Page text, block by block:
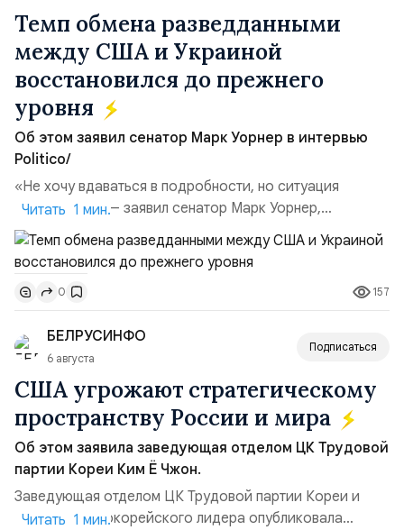
Темп обмена разведданными
между США и Украиной
восстановился до прежнего
уровня
Об этом заявил сенатор Марк Уорнер в интервью
Politico/
«Не хочу вдаваться в подробности, но ситуация
улучшилась», — заявил сенатор Марк Уорнер,
высокопоставленный член комитета по разведке,
добавив, что использование Украиной беспилотников и
ракет большой дальности позволило ей наносить
удары вглубь российской территории и укрепило её
позиции.Сотрудничество со стороны США стало
ключом к позитивному пов...
Читать 1 мин.
0 157
БЕЛРУСИНФО
6 августа
Подписаться
США угрожают стратегическому
пространству России и мира
Об этом заявила заведующая отделом ЦК Трудовой
партии Кореи Ким Ё Чжон.
Заведующая отделом ЦК Трудовой партии Кореи и
сестра северокорейского лидера опубликовала
Читать 1 мин.